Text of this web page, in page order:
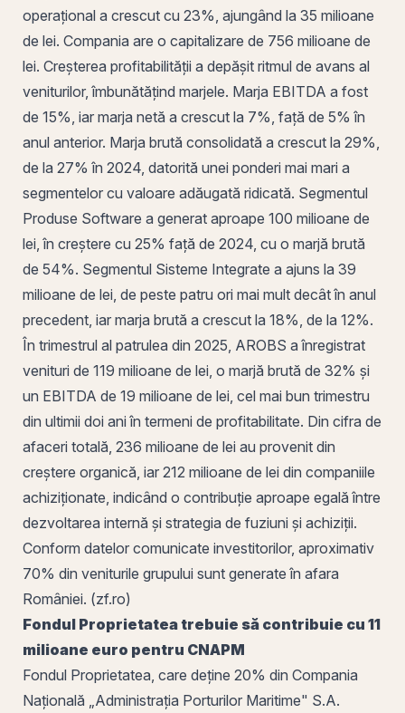
operațional a crescut cu 23%, ajungând la 35 milioane
de lei. Compania are o capitalizare de 756 milioane de
lei. Creșterea profitabilității a depășit ritmul de avans al
veniturilor, îmbunătățind marjele. Marja EBITDA a fost
de 15%, iar marja netă a crescut la 7%, față de 5% în
anul anterior. Marja brută consolidată a crescut la 29%,
de la 27% în 2024, datorită unei ponderi mai mari a
segmentelor cu valoare adăugată ridicată. Segmentul
Produse Software a generat aproape 100 milioane de
lei, în creștere cu 25% față de 2024, cu o marjă brută
de 54%. Segmentul Sisteme Integrate a ajuns la 39
milioane de lei, de peste patru ori mai mult decât în anul
precedent, iar marja brută a crescut la 18%, de la 12%.
În trimestrul al patrulea din 2025, AROBS a înregistrat
venituri de 119 milioane de lei, o marjă brută de 32% și
un EBITDA de 19 milioane de lei, cel mai bun trimestru
din ultimii doi ani în termeni de profitabilitate. Din cifra de
afaceri totală, 236 milioane de lei au provenit din
creștere organică, iar 212 milioane de lei din companiile
achiziționate, indicând o contribuție aproape egală între
dezvoltarea internă și strategia de fuziuni și achiziții.
Conform datelor comunicate investitorilor, aproximativ
70% din veniturile grupului sunt generate în afara
României. (zf.ro)
Fondul Proprietatea trebuie să contribuie cu 11
milioane euro pentru CNAPM
Fondul Proprietatea, care deține 20% din Compania
Națională „Administrația Porturilor Maritime" S.A.